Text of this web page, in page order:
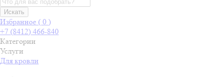
Искать
Избранное ( 0 )
+7 (8412) 466-840
Категории
Услуги
Для кровли